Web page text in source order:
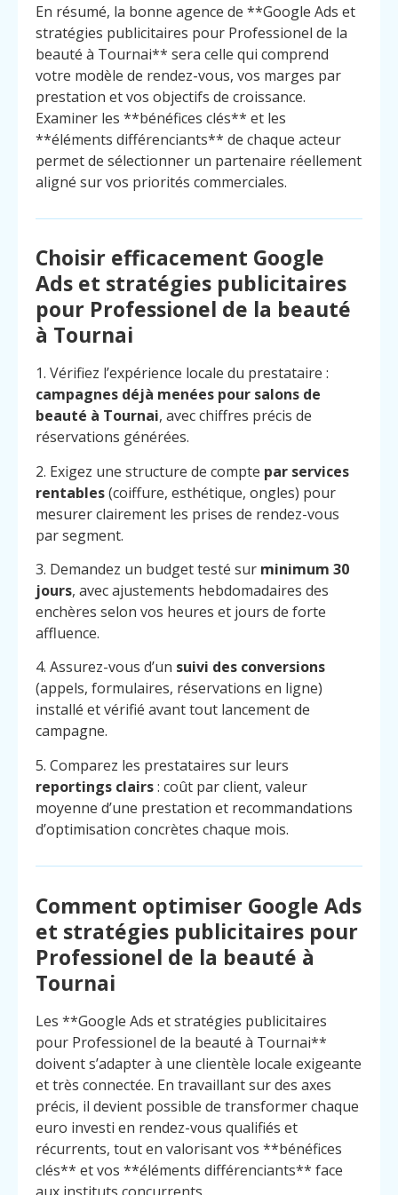
En résumé, la bonne agence de **Google Ads et
stratégies publicitaires pour Professionel de la
beauté à Tournai** sera celle qui comprend
votre modèle de rendez-vous, vos marges par
prestation et vos objectifs de croissance.
Examiner les **bénéfices clés** et les
**éléments différenciants** de chaque acteur
permet de sélectionner un partenaire réellement
aligné sur vos priorités commerciales.
Choisir efficacement Google
Ads et stratégies publicitaires
pour Professionel de la beauté
à Tournai
1. Vérifiez l’expérience locale du prestataire :
campagnes déjà menées pour salons de
beauté à Tournai, avec chiffres précis de
réservations générées.
2. Exigez une structure de compte par services
rentables(coiffure, esthétique, ongles) pour
mesurer clairement les prises de rendez-vous
par segment.
3. Demandez un budget testé sur minimum 30
jours, avec ajustements hebdomadaires des
enchères selon vos heures et jours de forte
affluence.
4. Assurez-vous d’un suivi des conversions
(appels, formulaires, réservations en ligne)
installé et vérifié avant tout lancement de
campagne.
5. Comparez les prestataires sur leurs
reportings clairs: coût par client, valeur
moyenne d’une prestation et recommandations
d’optimisation concrètes chaque mois.
Comment optimiser Google Ads
et stratégies publicitaires pour
Professionel de la beauté à
Tournai
Les **Google Ads et stratégies publicitaires
pour Professionel de la beauté à Tournai**
doivent s’adapter à une clientèle locale exigeante
et très connectée. En travaillant sur des axes
précis, il devient possible de transformer chaque
euro investi en rendez-vous qualifiés et
récurrents, tout en valorisant vos **bénéfices
clés** et vos **éléments différenciants** face